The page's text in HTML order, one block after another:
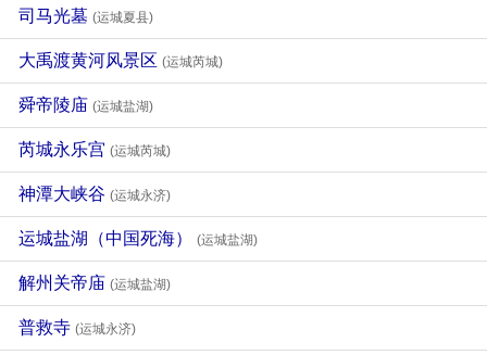
司马光墓 (运城夏县)
大禹渡黄河风景区 (运城芮城)
舜帝陵庙 (运城盐湖)
芮城永乐宫 (运城芮城)
神潭大峡谷 (运城永济)
运城盐湖（中国死海） (运城盐湖)
解州关帝庙 (运城盐湖)
普救寺 (运城永济)